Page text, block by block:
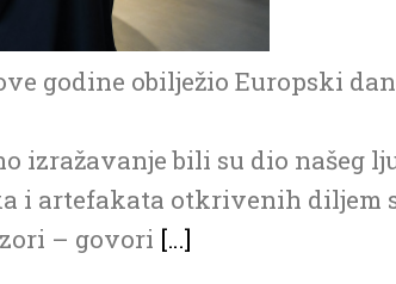
godine obilježio Europski
izražavanje bili su dio našeg
i artefakata otkrivenih diljem
– govori […]